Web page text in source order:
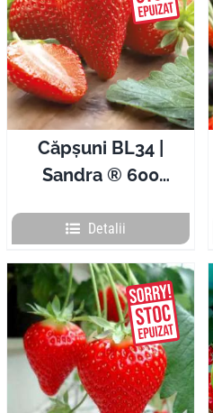
Căpșuni BL34 |
Sandra ® 600
Detalii